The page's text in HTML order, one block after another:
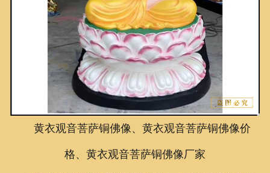
荣誉资质
泥塑鉴赏
联系我们
黄衣观音菩萨铜佛像、黄衣观音菩萨铜佛像价
格、黄衣观音菩萨铜佛像厂家